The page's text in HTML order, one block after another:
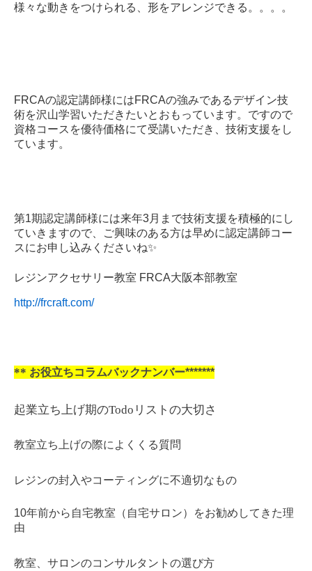
様々な動きをつけられる、形をアレンジできる。。。。
FRCAの認定講師様にはFRCAの強みであるデザイン技
術を沢山学習いただきたいとおもっています。ですので
資格コースを優待価格にて受講いただき、技術支援をし
ています。
第1期認定講師様には来年3月まで技術支援を積極的にし
ていきますので、ご興味のある方は早めに認定講師コー
スにお申し込みくださいね✨
レジンアクセサリー教室 FRCA大阪本部教室
http://frcraft.com/
** お役立ちコラムバックナンバー*******
起業立ち上げ期のTodoリストの大切さ
教室立ち上げの際によくくる質問
レジンの封入やコーティングに不適切なもの
10年前から自宅教室（自宅サロン）をお勧めしてきた理
由
教室、サロンのコンサルタントの選び方